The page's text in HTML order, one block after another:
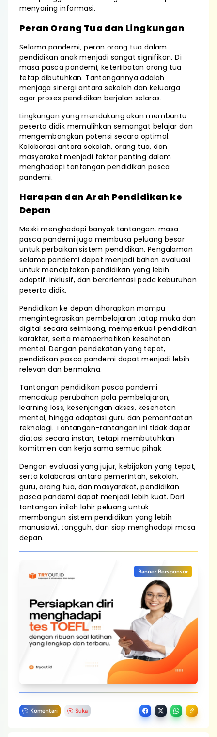
menyaring informasi.
Peran Orang Tua dan Lingkungan
Selama pandemi, peran orang tua dalam
pendidikan anak menjadi sangat signifikan. Di
masa pasca pandemi, keterlibatan orang tua
tetap dibutuhkan. Tantangannya adalah
menjaga sinergi antara sekolah dan keluarga
agar proses pendidikan berjalan selaras.
Lingkungan yang mendukung akan membantu
peserta didik memulihkan semangat belajar dan
mengembangkan potensi secara optimal.
Kolaborasi antara sekolah, orang tua, dan
masyarakat menjadi faktor penting dalam
menghadapi tantangan pendidikan pasca
pandemi.
Harapan dan Arah Pendidikan ke
Depan
Meski menghadapi banyak tantangan, masa
pasca pandemi juga membuka peluang besar
untuk perbaikan sistem pendidikan. Pengalaman
selama pandemi dapat menjadi bahan evaluasi
untuk menciptakan pendidikan yang lebih
adaptif, inklusif, dan berorientasi pada kebutuhan
peserta didik.
Pendidikan ke depan diharapkan mampu
mengintegrasikan pembelajaran tatap muka dan
digital secara seimbang, memperkuat pendidikan
karakter, serta memperhatikan kesehatan
mental. Dengan pendekatan yang tepat,
pendidikan pasca pandemi dapat menjadi lebih
relevan dan bermakna.
Tantangan pendidikan pasca pandemi
mencakup perubahan pola pembelajaran,
learning loss, kesenjangan akses, kesehatan
mental, hingga adaptasi guru dan pemanfaatan
teknologi. Tantangan-tantangan ini tidak dapat
diatasi secara instan, tetapi membutuhkan
komitmen dan kerja sama semua pihak.
Dengan evaluasi yang jujur, kebijakan yang tepat,
serta kolaborasi antara pemerintah, sekolah,
guru, orang tua, dan masyarakat, pendidikan
pasca pandemi dapat menjadi lebih kuat. Dari
tantangan inilah lahir peluang untuk
membangun sistem pendidikan yang lebih
manusiawi, tangguh, dan siap menghadapi masa
depan.
Banner Bersponsor
Komentari Suka